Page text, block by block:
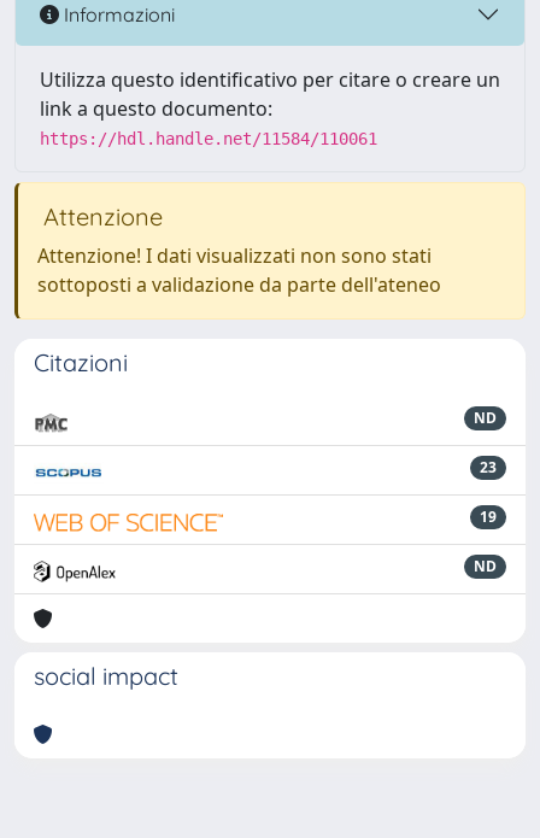
Informazioni
Utilizza questo identificativo per citare o creare un
link a questo documento:
https://hdl.handle.net/11584/110061
Attenzione
Attenzione! I dati visualizzati non sono stati
sottoposti a validazione da parte dell'ateneo
Citazioni
ND
23
19
ND
social impact